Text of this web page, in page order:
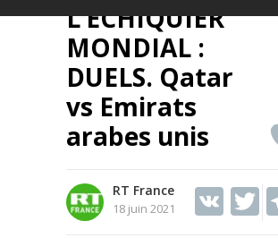
L’ECHIQUIER
MONDIAL :
DUELS. Qatar
vs Emirats
arabes unis
RT France
18 juin 2021 V T